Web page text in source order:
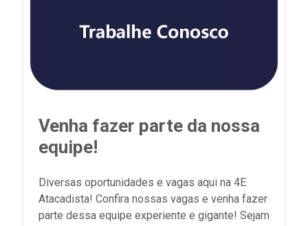
Venha fazer parte da nossa
equipe!
Diversas oportunidades e vagas aqui na 4E
Atacadista! Confira nossas vagas e venha fazer
parte dessa equipe experiente e gigante! Sejam